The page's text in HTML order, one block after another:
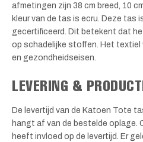
afmetingen zijn 38 cm breed, 10
kleur van de tas is ecru. Deze tas
gecertificeerd. Dit betekent dat
op schadelijke stoffen. Het
en gezondheidseisen.
LEVERING &
De levertijd van de Katoen Tote
hangt af van de bestelde oplage.
heeft invloed op de levertijd. Er